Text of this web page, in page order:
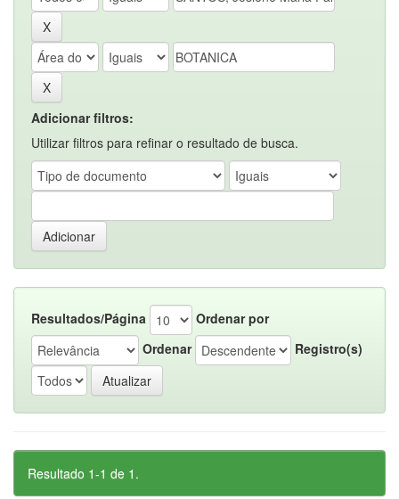
Adicionar filtros:
Utilizar filtros para refinar o resultado de busca.
Resultados/Página
Ordenar por
Ordenar
Registro(s)
Resultado 1-1 de 1.